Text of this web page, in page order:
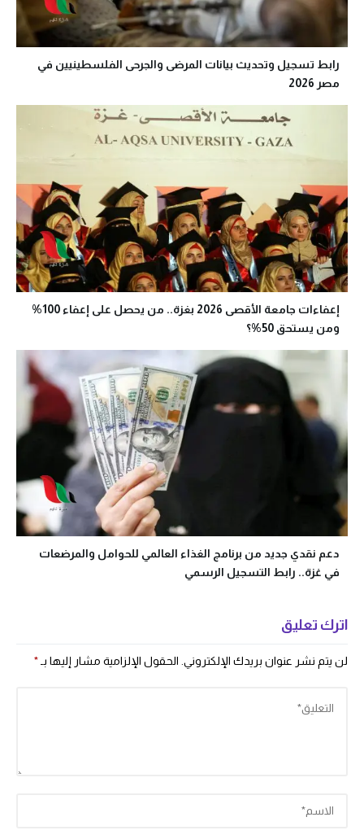
رابط تسجيل وتحديث بيانات المرضى والجرحى الفلسطينيين في
مصر 2026
إعفاءات جامعة الأقصى 2026 بغزة.. من يحصل على إعفاء 100%
ومن يستحق 50%؟
دعم نقدي جديد من برنامج الغذاء العالمي للحوامل والمرضعات
في غزة.. رابط التسجيل الرسمي
اترك تعليق
لن يتم نشر عنوان بريدك الإلكتروني. الحقول الإلزامية مشار إليها بـ*